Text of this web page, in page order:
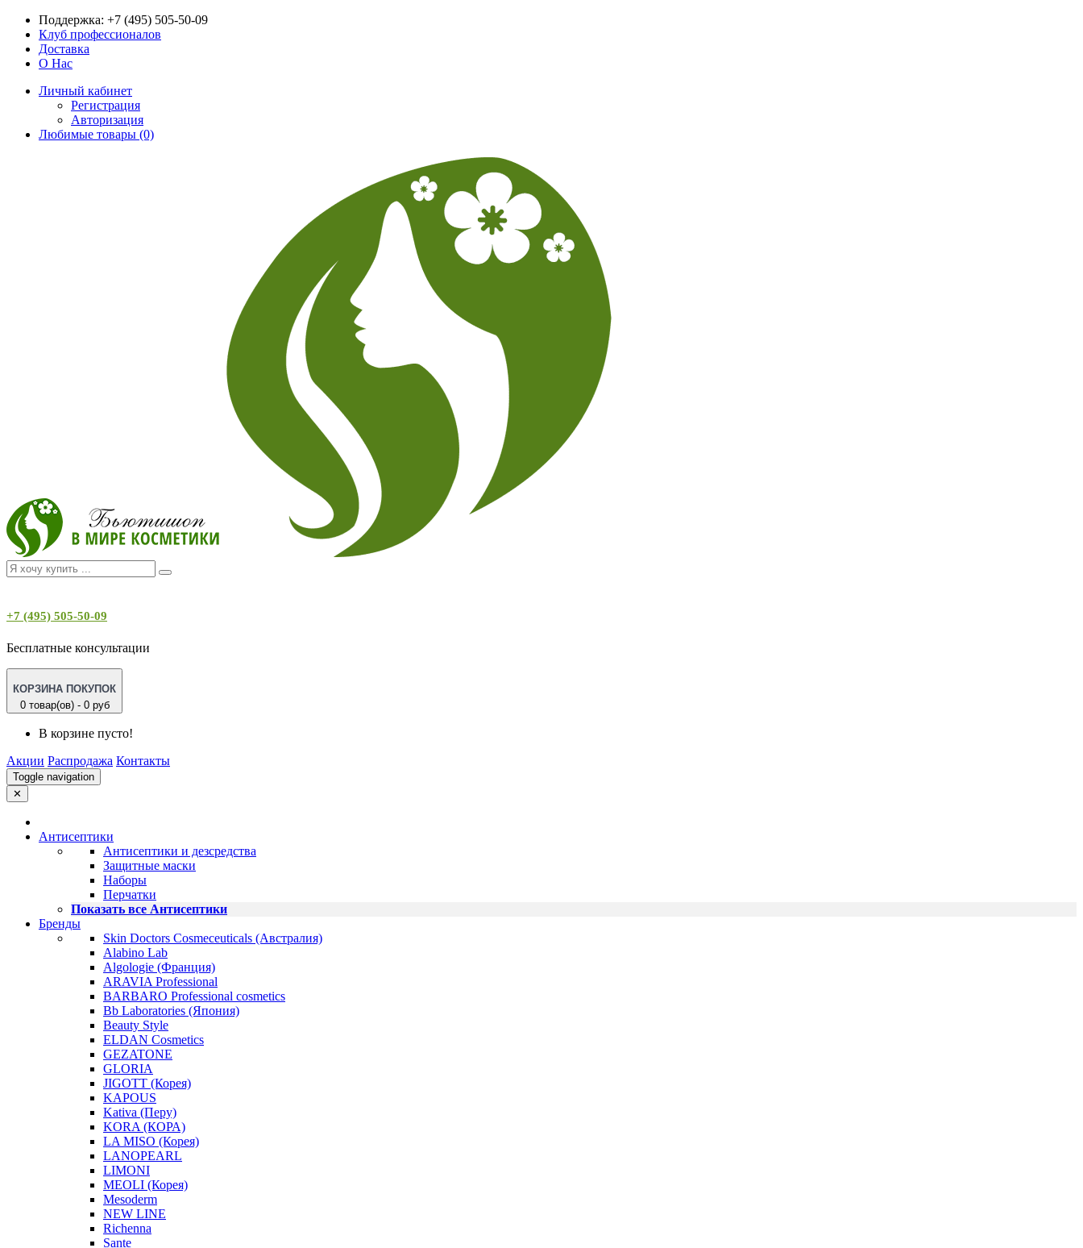
Поддержка: +7 (495) 505-50-09
Клуб профессионалов
Доставка
О Нас
Личный кабинет
Регистрация
Авторизация
Любимые товары (0)
+7 (495) 505-50-09
Бесплатные консультации
КОРЗИНА ПОКУПОК
0 товар(ов) - 0 руб
В корзине пусто!
Акции Распродажа Контакты
Toggle navigation
✕
Антисептики
Антисептики и дезсредства
Защитные маски
Наборы
Перчатки
Показать все Антисептики
Бренды
Skin Doctors Cosmeceuticals (Австралия)
Alabino Lab
Algologie (Франция)
ARAVIA Professional
BARBARO Professional cosmetics
Bb Laboratories (Япония)
Beauty Style
ELDAN Cosmetics
GEZATONE
GLORIA
JIGOTT (Корея)
KAPOUS
Kativa (Перу)
KORA (КОРА)
LA MISO (Корея)
LANOPEARL
LIMONI
MEOLI (Корея)
Mesoderm
NEW LINE
Richenna
Sante